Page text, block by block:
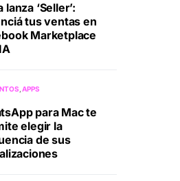
lanza ‘Seller’:
tus ventas en
Marketplace
APPS
para Mac te
elegir la
de sus